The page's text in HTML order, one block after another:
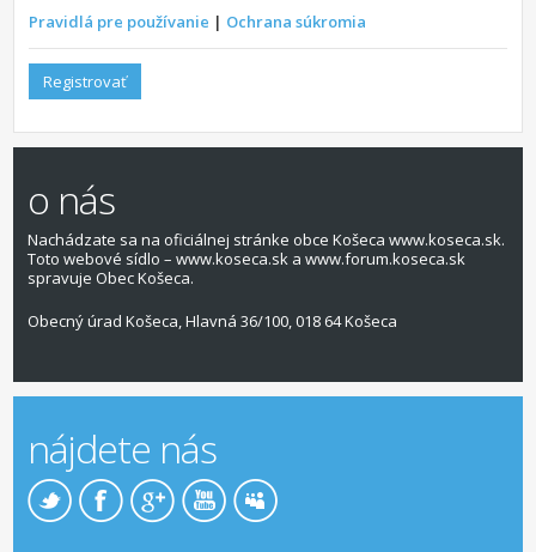
Pravidlá pre používanie | Ochrana súkromia
Registrovať
o nás
Nachádzate sa na oficiálnej stránke obce Košeca www.koseca.sk.
Toto webové sídlo – www.koseca.sk a www.forum.koseca.sk
spravuje Obec Košeca.
Obecný úrad Košeca, Hlavná 36/100, 018 64 Košeca
nájdete nás